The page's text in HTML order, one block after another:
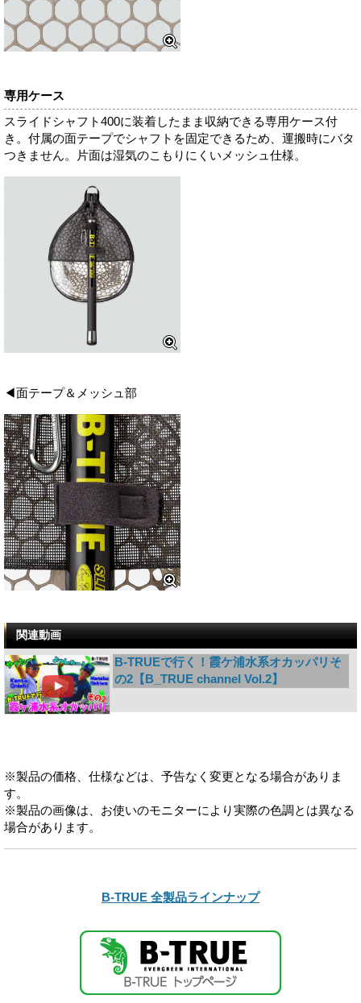
専用ケース
スライドシャフト400に装着したまま収納できる専用ケース付
き。付属の面テープでシャフトを固定できるため、運搬時にバタ
つきません。片面は湿気のこもりにくいメッシュ仕様。
◀面テープ＆メッシュ部
関連動画
B-TRUEで行く！霞ケ浦水系オカッパリそ
の2【B_TRUE channel Vol.2】
※製品の価格、仕様などは、予告なく変更となる場合がありま
す。
※製品の画像は、お使いのモニターにより実際の色調とは異なる
場合があります。
B-TRUE 全製品ラインナップ